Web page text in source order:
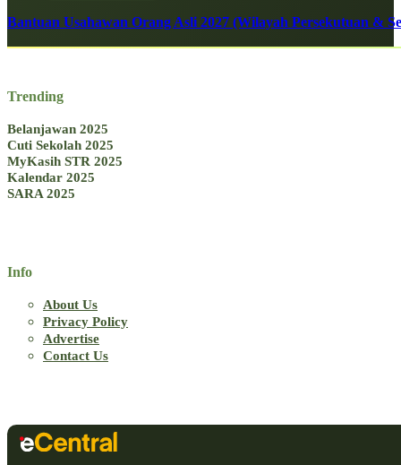
Bantuan Usahawan Orang Asli 2027 (Wilayah Persekutuan &
Trending
Belanjawan 2025
Cuti Sekolah 2025
MyKasih STR 2025
Kalendar 2025
SARA 2025
Info
About Us
Privacy Policy
Advertise
Contact Us